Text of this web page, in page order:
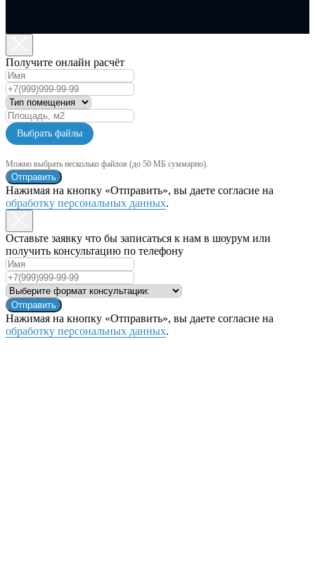
Получите онлайн расчёт
Выбрать файлы
Можно выбрать несколько файлов (до 50 МБ суммарно).
Отправить
Нажимая на кнопку «Отправить», вы даете согласие на
обработку персональных данных.
Оставьте заявку что бы записаться к нам в шоурум или
получить консультацию по телефону
Отправить
Нажимая на кнопку «Отправить», вы даете согласие на
обработку персональных данных.